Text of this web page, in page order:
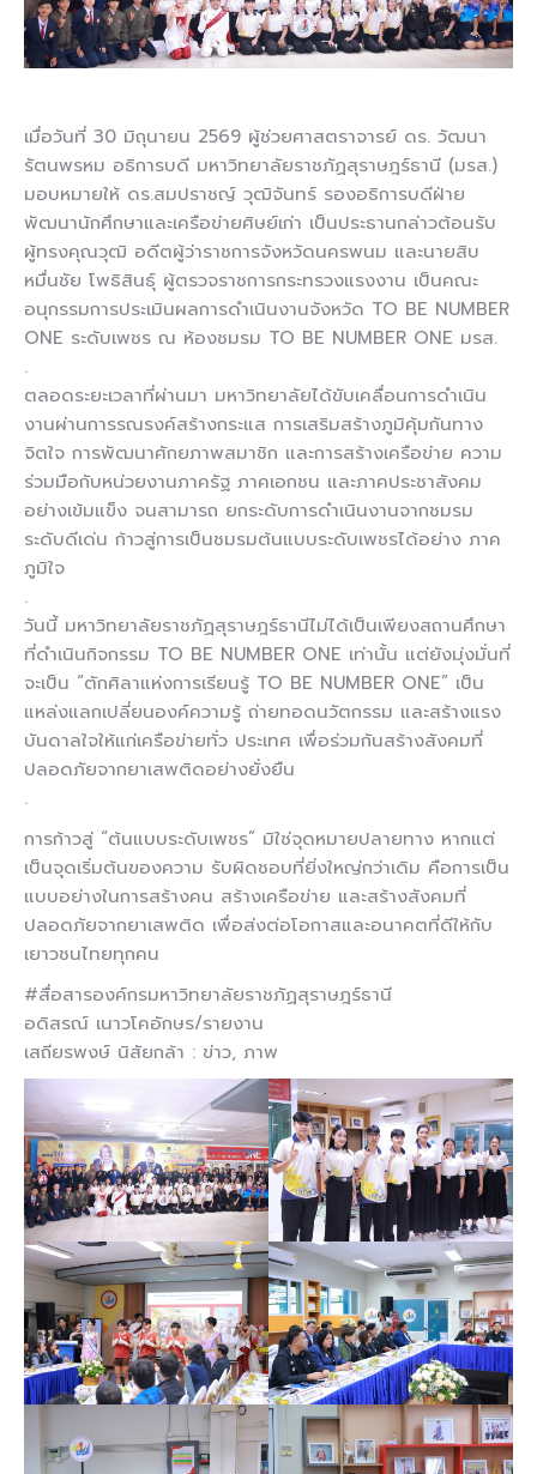
เมื่อวันที่ 30 มิถุนายน 2569 ผู้ช่วยศาสตราจารย์ ดร. วัฒนา
รัตนพรหม อธิการบดี มหาวิทยาลัยราชภัฏสุราษฎร์ธานี (มรส.)
มอบหมายให้ ดร.สมปราชญ์ วุฒิจันทร์ รองอธิการบดีฝ่าย
พัฒนานักศึกษาและเครือข่ายศิษย์เก่า เป็นประธานกล่าวต้อนรับ
ผู้ทรงคุณวุฒิ อดีตผู้ว่าราชการจังหวัดนครพนม และนายสิบ
หมื่นชัย โพธิสินธุ์ ผู้ตรวจราชการกระทรวงแรงงาน เป็นคณะ
อนุกรรมการประเมินผลการดำเนินงานจังหวัด TO BE NUMBER
ONE ระดับเพชร ณ ห้องชมรม TO BE NUMBER ONE มรส.
.
ตลอดระยะเวลาที่ผ่านมา มหาวิทยาลัยได้ขับเคลื่อนการดำเนิน
งานผ่านการรณรงค์สร้างกระแส การเสริมสร้างภูมิคุ้มกันทาง
จิตใจ การพัฒนาศักยภาพสมาชิก และการสร้างเครือข่าย ความ
ร่วมมือกับหน่วยงานภาครัฐ ภาคเอกชน และภาคประชาสังคม
อย่างเข้มแข็ง จนสามารถ ยกระดับการดำเนินงานจากชมรม
ระดับดีเด่น ก้าวสู่การเป็นชมรมต้นแบบระดับเพชรได้อย่าง ภาค
ภูมิใจ
.
วันนี้ มหาวิทยาลัยราชภัฏสุราษฎร์ธานีไม่ได้เป็นเพียงสถานศึกษา
ที่ดำเนินกิจกรรม TO BE NUMBER ONE เท่านั้น แต่ยังมุ่งมั่นที่
จะเป็น “ตักศิลาแห่งการเรียนรู้ TO BE NUMBER ONE” เป็น
แหล่งแลกเปลี่ยนองค์ความรู้ ถ่ายทอดนวัตกรรม และสร้างแรง
บันดาลใจให้แก่เครือข่ายทั่ว ประเทศ เพื่อร่วมกันสร้างสังคมที่
ปลอดภัยจากยาเสพติดอย่างยั่งยืน
.
การก้าวสู่ “ต้นแบบระดับเพชร” มิใช่จุดหมายปลายทาง หากแต่
เป็นจุดเริ่มต้นของความ รับผิดชอบที่ยิ่งใหญ่กว่าเดิม คือการเป็น
แบบอย่างในการสร้างคน สร้างเครือข่าย และสร้างสังคมที่
ปลอดภัยจากยาเสพติด เพื่อส่งต่อโอกาสและอนาคตที่ดีให้กับ
เยาวชนไทยทุกคน
#สื่อสารองค์กรมหาวิทยาลัยราชภัฏสุราษฎร์ธานี
อดิสรณ์ เนาวโคอักษร/รายงาน
เสถียรพงษ์ นิสัยกล้า : ข่าว, ภาพ